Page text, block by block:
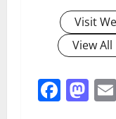
Visit
View All